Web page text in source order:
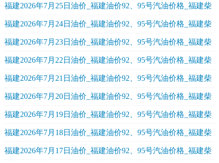
油价格
福建2026年7月25日油价_福建油价92、95号汽油价格_福建柴
油价格
福建2026年7月24日油价_福建油价92、95号汽油价格_福建柴
油价格
福建2026年7月23日油价_福建油价92、95号汽油价格_福建柴
油价格
福建2026年7月22日油价_福建油价92、95号汽油价格_福建柴
油价格
福建2026年7月21日油价_福建油价92、95号汽油价格_福建柴
油价格
福建2026年7月20日油价_福建油价92、95号汽油价格_福建柴
油价格
福建2026年7月19日油价_福建油价92、95号汽油价格_福建柴
油价格
福建2026年7月18日油价_福建油价92、95号汽油价格_福建柴
油价格
福建2026年7月17日油价_福建油价92、95号汽油价格_福建柴